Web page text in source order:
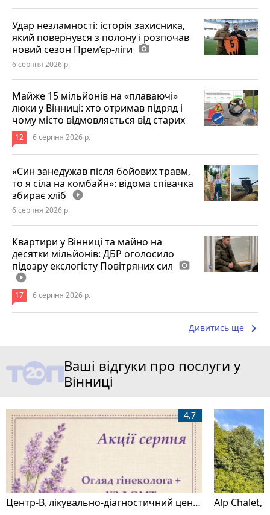
Удар незламності: історія захисника,
який повернувся з полону і розпочав
новий сезон Прем’єр-ліги photo_camera
6 серпня 2026 р.
Майже 15 мільйонів на «плаваючі»
люки у Вінниці: хто отримав підряд і
чому місто відмовляється від старих
12 6 серпня 2026 р.
«Син занедужав після бойових травм,
то я сіла на комбайн»: відома співачка
збирає хліб play_circle_filled
6 серпня 2026 р.
Квартири у Вінниці та майно на
десятки мільйонів: ДБР оголосило
підозру екслогісту Повітряних сил photo_camera
play_circle_filled
17 6 серпня 2026 р.
Дивитись ще keyboard_arrow_right
Ваші відгуки про послуги у
Вінниці
Центр-В, лікувально-діагностичний центр
4.7